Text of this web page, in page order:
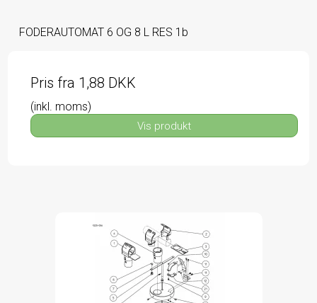
FODERAUTOMAT 6 OG 8 L RES 1b
Pris fra 1,88 DKK
(inkl. moms)
Vis produkt